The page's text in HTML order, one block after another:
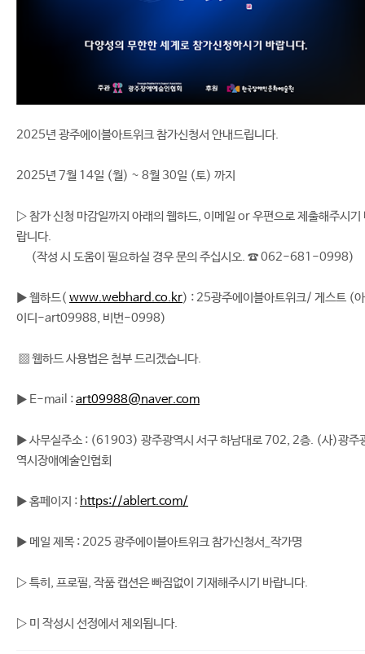
2025년 광주에이블아트위크 참가신청서 안내드립니다.
2025년 7월 14일 (월) ~ 8월 30일 (토) 까지
▷ 참가 신청 마감일까지 아래의 웹하드, 이메일 or 우편으로 제출해주시기
랍니다.
(작성 시 도움이 필요하실 경우 문의 주십시오. ☎ 062-681-0998)
▶ 웹하드( www.webhard.co.kr) : 25광주에이블아트위크/ 게스트 (아
이디-art09988, 비번-0998)
▩ 웹하드 사용법은 첨부 드리겠습니다.
▶ E-mail :art09988@naver.com
▶ 사무실주소 : (61903) 광주광역시 서구 하남대로 702, 2층. (사)광주
역시장애예술인협회
▶ 홈페이지 : https://ablert.com/
▶ 메일 제목 : 2025 광주에이블아트위크 참가신청서_작가명
▷ 특히, 프로필, 작품 캡션은 빠짐없이 기재해주시기 바랍니다.
▷ 미 작성시 선정에서 제외됩니다.